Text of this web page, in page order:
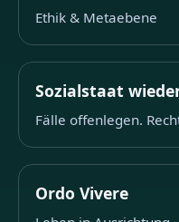
Ethik & Metaebene
Sozialstaat
Fälle offenlegen.
Ordo Vivere